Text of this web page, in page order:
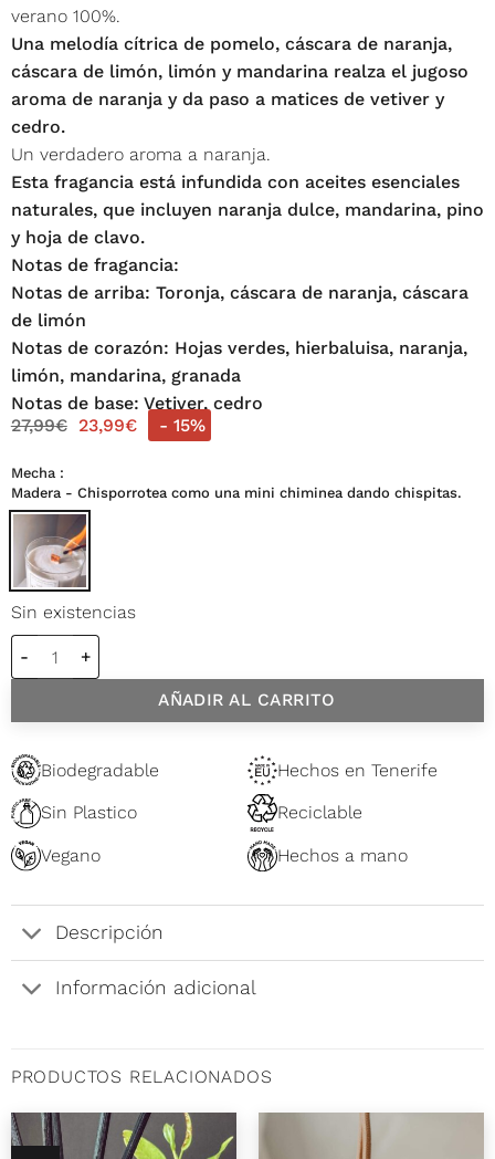
verano 100%.
Una melodía cítrica de pomelo, cáscara de naranja,
cáscara de limón, limón y mandarina realza el jugoso
aroma de naranja y da paso a matices de vetiver y
cedro.
Un verdadero aroma a naranja.
Esta fragancia está infundida con aceites esenciales
naturales, que incluyen naranja dulce, mandarina, pino
y hoja de clavo.
Notas de fragancia:
Notas de arriba: Toronja, cáscara de naranja, cáscara
de limón
Notas de corazón: Hojas verdes, hierbaluisa, naranja,
limón, mandarina, granada
Notas de base: Vetiver, cedro
27,99€ 23,99€ - 15%
Mecha
Madera - Chisporrotea como una mini chiminea dando chispitas.
Sin existencias
AÑADIR AL CARRITO
Biodegradable Hechos en Tenerife
Sin Plastico Reciclable
Vegano Hechos a mano
Descripción
Información adicional
PRODUCTOS RELACIONADOS